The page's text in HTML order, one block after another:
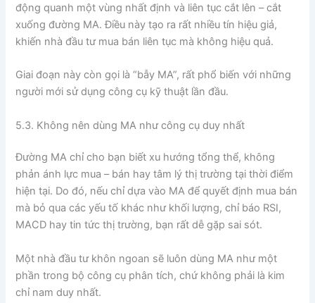
động quanh một vùng nhất định và liên tục cắt lên – cắt
xuống đường MA. Điều này tạo ra rất nhiều tín hiệu giả,
khiến nhà đầu tư mua bán liên tục mà không hiệu quả.
Giai đoạn này còn gọi là “bẫy MA”, rất phổ biến với những
người mới sử dụng công cụ kỹ thuật lần đầu.
5.3. Không nên dùng MA như công cụ duy nhất
Đường MA chỉ cho bạn biết xu hướng tổng thể, không
phản ánh lực mua – bán hay tâm lý thị trường tại thời điểm
hiện tại. Do đó, nếu chỉ dựa vào MA để quyết định mua bán
mà bỏ qua các yếu tố khác như khối lượng, chỉ báo RSI,
MACD hay tin tức thị trường, bạn rất dễ gặp sai sót.
Một nhà đầu tư khôn ngoan sẽ luôn dùng MA như một
phần trong bộ công cụ phân tích, chứ không phải là kim
chỉ nam duy nhất.